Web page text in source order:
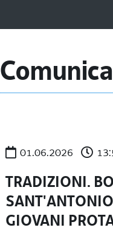
01.06.2026
TRADIZIONI.
GIOVANI